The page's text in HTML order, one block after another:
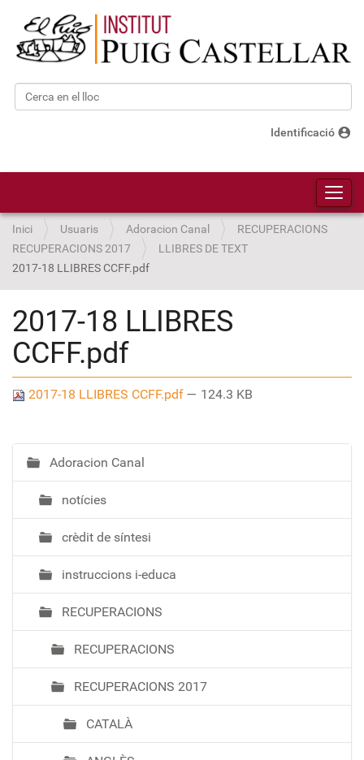
Cerca
Identificació account_circle
Inici Usuaris Adoracion Canal
RECUPERACIONS
RECUPERACIONS 2017
LLIBRES DE TEXT
2017-18 LLIBRES CCFF.pdf
2017-18 LLIBRES
CCFF.pdf
2017-18 LLIBRES CCFF.pdf — 124.3 KB
N
a
e
a
Adoracion Canal
notícies
crèdit de síntesi
instruccions i-educa
RECUPERACIONS
RECUPERACIONS
RECUPERACIONS 2017
CATALÀ